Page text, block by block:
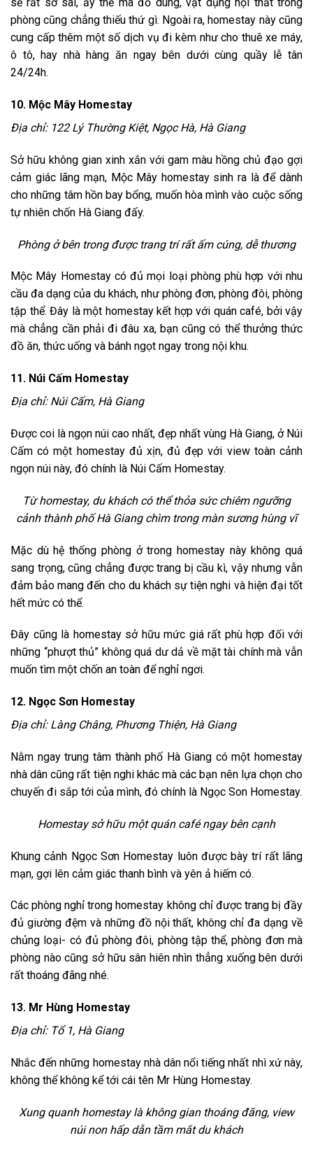
phòng cũng chẳng thiếu thứ gì. Ngoài ra, homestay này cũng
cung cấp thêm một số dịch vụ đi kèm như cho thuê xe máy,
ô tô, hay nhà hàng ăn ngay bên dưới cùng quầy lễ tân
24/24h.
10. Mộc Mây Homestay
Địa chỉ: 122 Lý Thường Kiệt, Ngọc Hà, Hà Giang
Sở hữu không gian xinh xắn với gam màu hồng chủ đạo gợi
cảm giác lãng mạn, Mộc Mây homestay sinh ra là để dành
cho những tâm hồn bay bổng, muốn hòa mình vào cuộc sống
tự nhiên chốn Hà Giang đấy.
Phòng ở bên trong được trang trí rất ấm cúng, dễ thương
Mộc Mây Homestay có đủ mọi loại phòng phù hợp với nhu
cầu đa dạng của du khách, như phòng đơn, phòng đôi, phòng
tập thể. Đây là một homestay kết hợp với quán café, bởi vậy
mà chẳng cần phải đi đâu xa, bạn cũng có thể thưởng thức
đồ ăn, thức uống và bánh ngọt ngay trong nội khu.
11. Núi Cấm Homestay
Địa chỉ: Núi Cấm, Hà Giang
Được coi là ngọn núi cao nhất, đẹp nhất vùng Hà Giang, ở Núi
Cấm có một homestay đủ xịn, đủ đẹp với view toàn cảnh
ngọn núi này, đó chính là Núi Cấm Homestay.
Từ homestay, du khách có thể thỏa sức chiêm ngưỡng
cảnh thành phố Hà Giang chìm trong màn sương hùng vĩ
Mặc dù hệ thống phòng ở trong homestay này không quá
sang trọng, cũng chẳng được trang bị cầu kì, vậy nhưng vẫn
đảm bảo mang đến cho du khách sự tiện nghi và hiện đại tốt
hết mức có thể.
Đây cũng là homestay sở hữu mức giá rất phù hợp đối với
những “phượt thủ” không quá dư dả về mặt tài chính mà vẫn
muốn tìm một chốn an toàn để nghỉ ngơi.
12. Ngọc Sơn Homestay
Địa chỉ: Làng Châng, Phương Thiện, Hà Giang
Nằm ngay trung tâm thành phố Hà Giang có một homestay
nhà dân cũng rất tiện nghi khác mà các bạn nên lựa chọn cho
chuyến đi sắp tới của mình, đó chính là Ngọc Son Homestay.
Homestay sở hữu một quán café ngay bên cạnh
Khung cảnh Ngọc Sơn Homestay luôn được bày trí rất lãng
mạn, gợi lên cảm giác thanh bình và yên ả hiếm có.
Các phòng nghỉ trong homestay không chỉ được trang bị đầy
đủ giường đệm và những đồ nội thất, không chỉ đa dạng về
chủng loại- có đủ phòng đôi, phòng tập thể, phòng đơn mà
phòng nào cũng sở hữu sân hiên nhìn thẳng xuống bên dưới
rất thoáng đãng nhé.
13. Mr Hùng Homestay
Địa chỉ: Tổ 1, Hà Giang
Nhắc đến những homestay nhà dân nổi tiếng nhất nhì xứ này,
không thể không kể tới cái tên Mr Hùng Homestay.
Xung quanh homestay là không gian thoáng đãng, view
núi non hấp dẫn tầm mắt du khách